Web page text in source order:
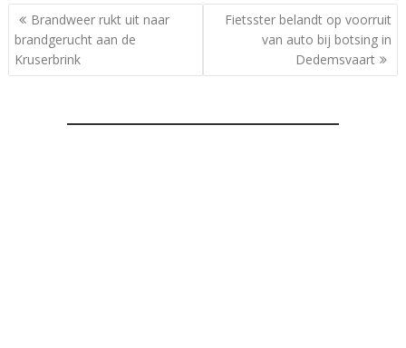
Bericht
navigatie
Brandweer rukt uit naar
brandgerucht aan de
Kruserbrink
Fietsster belandt op voorruit
van auto bij botsing in
Dedemsvaart